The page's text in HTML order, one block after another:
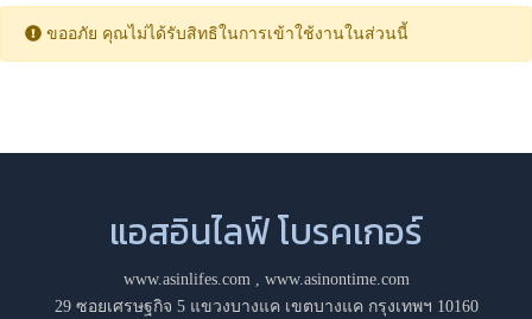
ขออภัย คุณไม่ได้รับสิทธิในการเข้าใช้งานในส่วนนี้
แอสอินไลฟ์ โบรคเกอร์
www.asinlifes.com, www.asinontime.com
29 ซอยเศรษฐกิจ 5 แขวงบางแค เขตบางแค กรุงเทพฯ 10160